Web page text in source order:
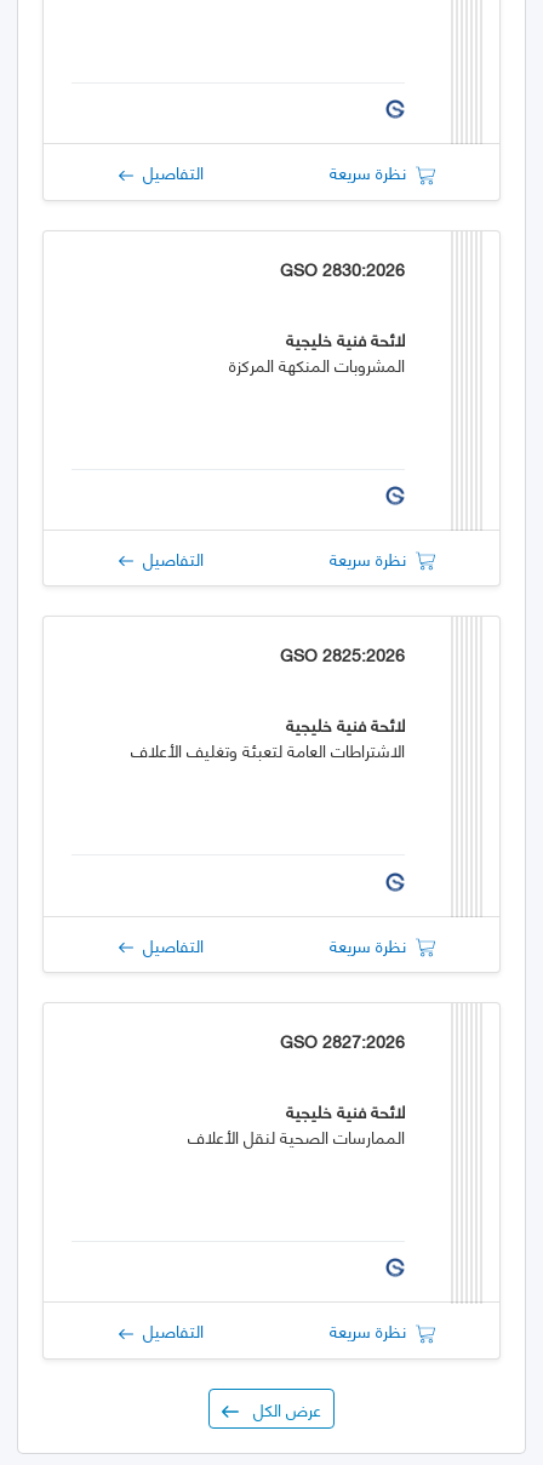
نظرة سريعة التفاصيل
GSO 2830:2026
لائحة فنية خليجية
المشروبات المنكهة المركزة
نظرة سريعة التفاصيل
GSO 2825:2026
لائحة فنية خليجية
الاشتراطات العامة لتعبئة وتغليف الأعلاف
نظرة سريعة التفاصيل
GSO 2827:2026
لائحة فنية خليجية
الممارسات الصحية لنقل الأعلاف
نظرة سريعة التفاصيل
عرض الكل